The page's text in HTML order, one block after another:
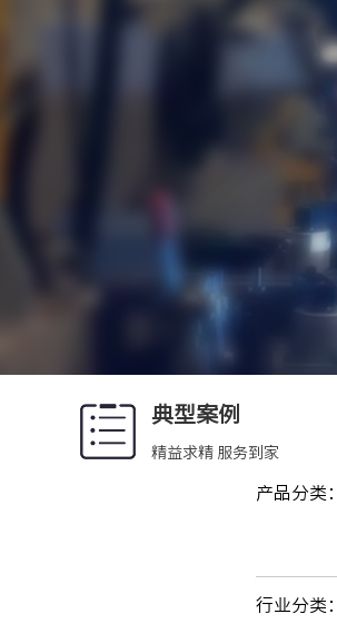
典型案例
精益求精 服务到家
产品分类：
行业分类：